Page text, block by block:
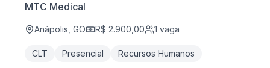
MTC Medical
Anápolis, GO R$ 2.900,00 1 vaga
CLT Presencial Recursos Humanos